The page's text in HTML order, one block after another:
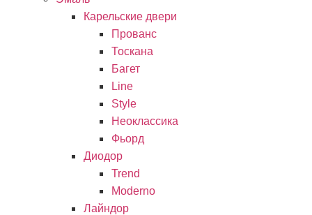
Карельские двери
Прованc
Тоскана
Багет
Line
Style
Неоклассика
Фьорд
Диодор
Trend
Moderno
Лайндор